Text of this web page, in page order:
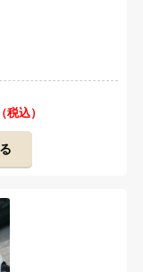
税込）